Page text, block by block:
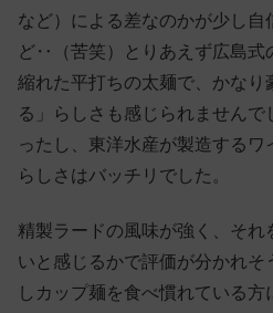
など）による差なのかが少し
ど‥（苦笑）とりあえず広島式
縮れた平打ちの太麺で、かなり
る」らしさも感じられません
ったし、東洋水産が製造する
らしさはバッチリでした。
精製ラードの風味が強く、それ
いと感じるかで評価が分かれ
しカップ麺を食べ慣れている